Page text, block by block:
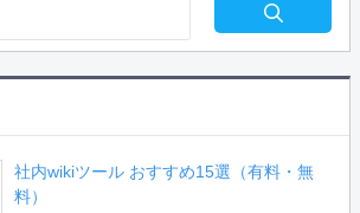
社内wikiツール おすすめ15選（有料・無
料）